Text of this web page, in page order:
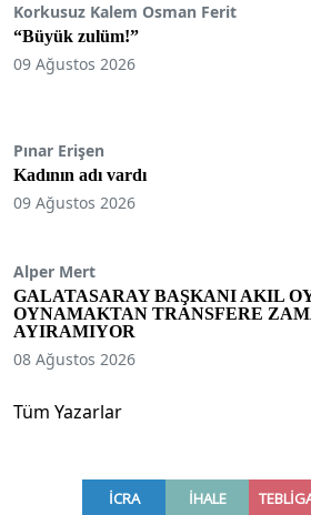
Korkusuz Kalem Osman Ferit
“Büyük zulüm!”
09 Ağustos 2026
Pınar Erişen
Kadının adı vardı
09 Ağustos 2026
Alper Mert
GALATASARAY BAŞKANI AKIL
OYNAMAKTAN TRANSFERE
AYIRAMIYOR
08 Ağustos 2026
Tüm Yazarlar